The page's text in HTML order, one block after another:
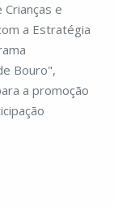
Crianças e
a Estratégia
Bouro",
a promoção